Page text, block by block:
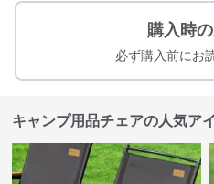
購入時
必ず購入前にお
キャンプ用品チェアの人気ア